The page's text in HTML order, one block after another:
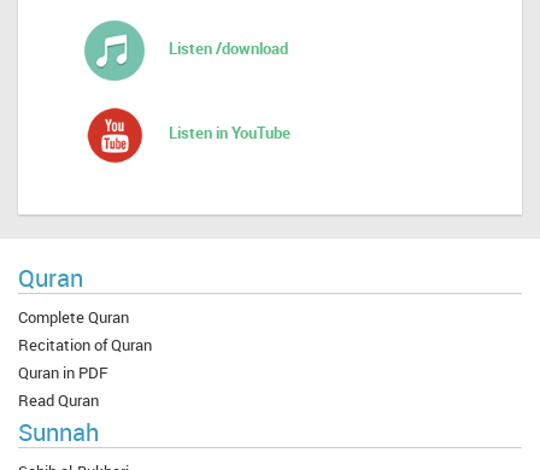
Listen /download
Listen in YouTube
Quran
Complete Quran
Recitation of Quran
Quran in PDF
Read Quran
Sunnah